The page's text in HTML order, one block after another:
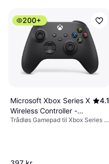
200+
Microsoft Xbox Series X
Wireless Controller -
Black
4.1
Trådløs Gamepad til Xbox Series X,